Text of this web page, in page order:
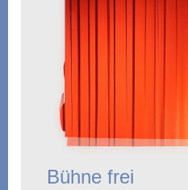
Bühne frei